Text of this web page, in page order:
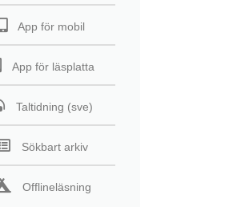
App för mobil
App för läsplatta
Taltidning (sve)
Sökbart arkiv
Offlineläsning